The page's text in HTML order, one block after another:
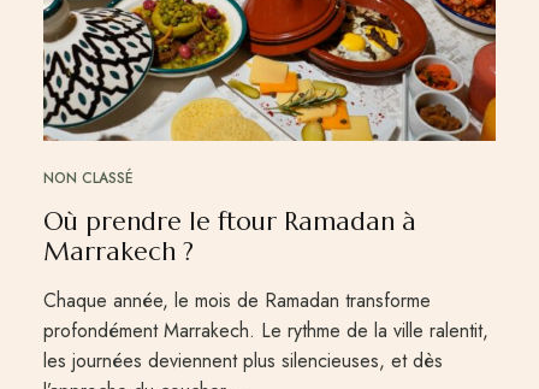
NON CLASSÉ
Où prendre le ftour Ramadan à
Marrakech ?
Chaque année, le mois de Ramadan transforme
profondément Marrakech. Le rythme de la ville ralentit,
les journées deviennent plus silencieuses, et dès